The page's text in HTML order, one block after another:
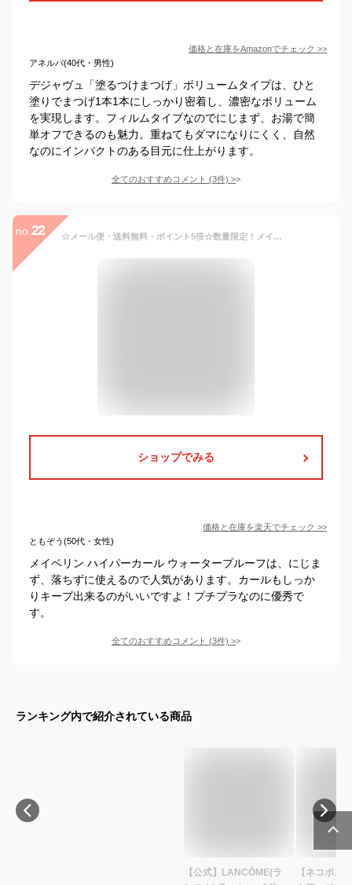
価格と在庫をAmazonでチェック >>
アネルバ(40代・男性)
デジャヴュ「塗るつけまつげ」ボリュームタイプは、ひと
塗りでまつげ1本1本にしっかり密着し、濃密なボリューム
を実現します。フィルムタイプなのでにじまず、お湯で簡
単オフできるのも魅力。重ねてもダマになりにくく、自然
なのにインパクトのある目元に仕上がります。
全てのおすすめコメント (3件) >
no. 22 ☆メール便・送料無料・ポイント5倍☆数量限定！メイベリン ハイパーカール ウォータープルーフR 01 ブラック(9.2ml) マスカラ 代引き不可 送料無料
ショップでみる
価格と在庫を楽天でチェック >>
ともぞう(50代・女性)
メイベリン ハイパーカール ウォータープルーフは、にじま
ず、落ちずに使えるので人気があります。カールもしっか
りキープ出来るのがいいですよ！プチプラなのに優秀で
す。
全てのおすすめコメント (3件) >
ランキング内で紹介されている商品
【公式】LANCÔME(ラ
【ネコポ